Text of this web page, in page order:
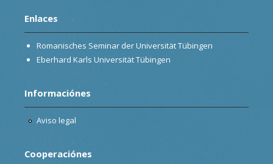
Enlaces
Romanisches Seminar der Universität Tübingen
Eberhard Karls Universität Tübingen
Informaciónes
Aviso legal
Cooperaciónes